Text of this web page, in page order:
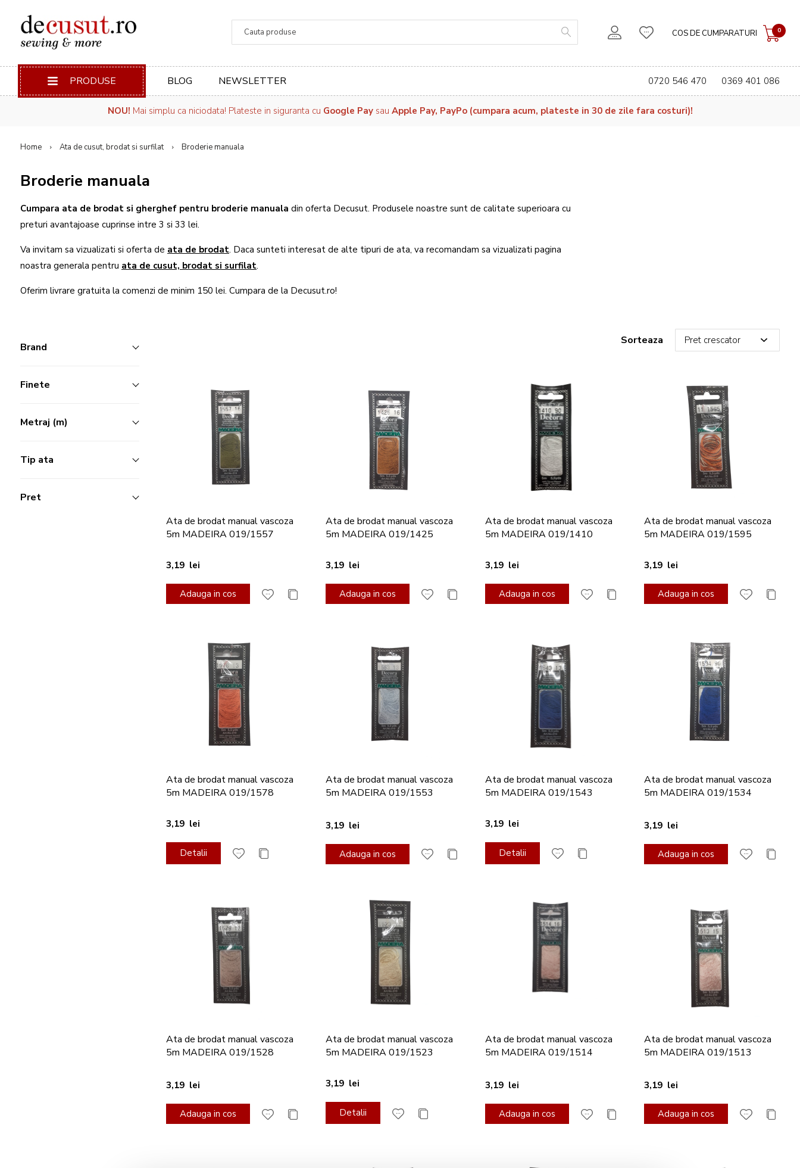
COS DE CUMPARATURI 0
PRODUSE BLOG NEWSLETTER 0720 546 470 0369 401 086
NOU! Mai simplu ca niciodata! Plateste in siguranta cu Google Paysau Apple Pay, PayPo (cumpara acum, plateste in 30 de zile fara costuri)!
Home Ata de cusut, brodat si surfilat Broderie manuala
Broderie manuala
Cumpara ata de brodat si gherghef pentru broderie manuala din oferta Decusut. Produsele noastre sunt de calitate superioara cu
preturi avantajoase cuprinse intre 3 si 33 lei.
Va invitam sa vizualizati si oferta de ata de brodat. Daca sunteti interesat de alte tipuri de ata, va recomandam sa vizualizati pagina
noastra generala pentru ata de cusut, brodat si surfilat.
Oferim livrare gratuita la comenzi de minim 150 lei. Cumpara de la Decusut.ro!
Sorteaza
Ata de brodat manual vascoza
5m MADEIRA 019/1557
3,19 lei
Adauga in cos
Ata de brodat manual vascoza
5m MADEIRA 019/1425
3,19 lei
Adauga in cos
Ata de brodat manual vascoza
5m MADEIRA 019/1410
3,19 lei
Adauga in cos
Ata de brodat manual vascoza
5m MADEIRA 019/1595
3,19 lei
Adauga in cos
Ata de brodat manual vascoza
5m MADEIRA 019/1578
3,19 lei
Detalii
Ata de brodat manual vascoza
5m MADEIRA 019/1553
3,19 lei
Adauga in cos
Ata de brodat manual vascoza
5m MADEIRA 019/1543
3,19 lei
Detalii
Ata de brodat manual vascoza
5m MADEIRA 019/1534
3,19 lei
Adauga in cos
Ata de brodat manual vascoza
5m MADEIRA 019/1528
3,19 lei
Adauga in cos
Ata de brodat manual vascoza
5m MADEIRA 019/1523
3,19 lei
Detalii
Ata de brodat manual vascoza
5m MADEIRA 019/1514
3,19 lei
Adauga in cos
Ata de brodat manual vascoza
5m MADEIRA 019/1513
3,19 lei
Adauga in cos
Brand
Finete
Metraj (m)
Tip ata
Pret